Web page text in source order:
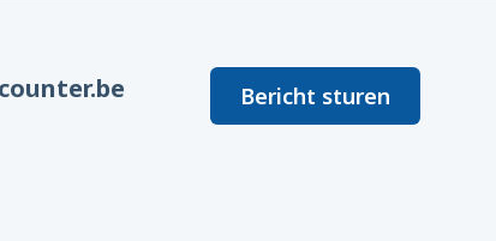
Bericht sturen